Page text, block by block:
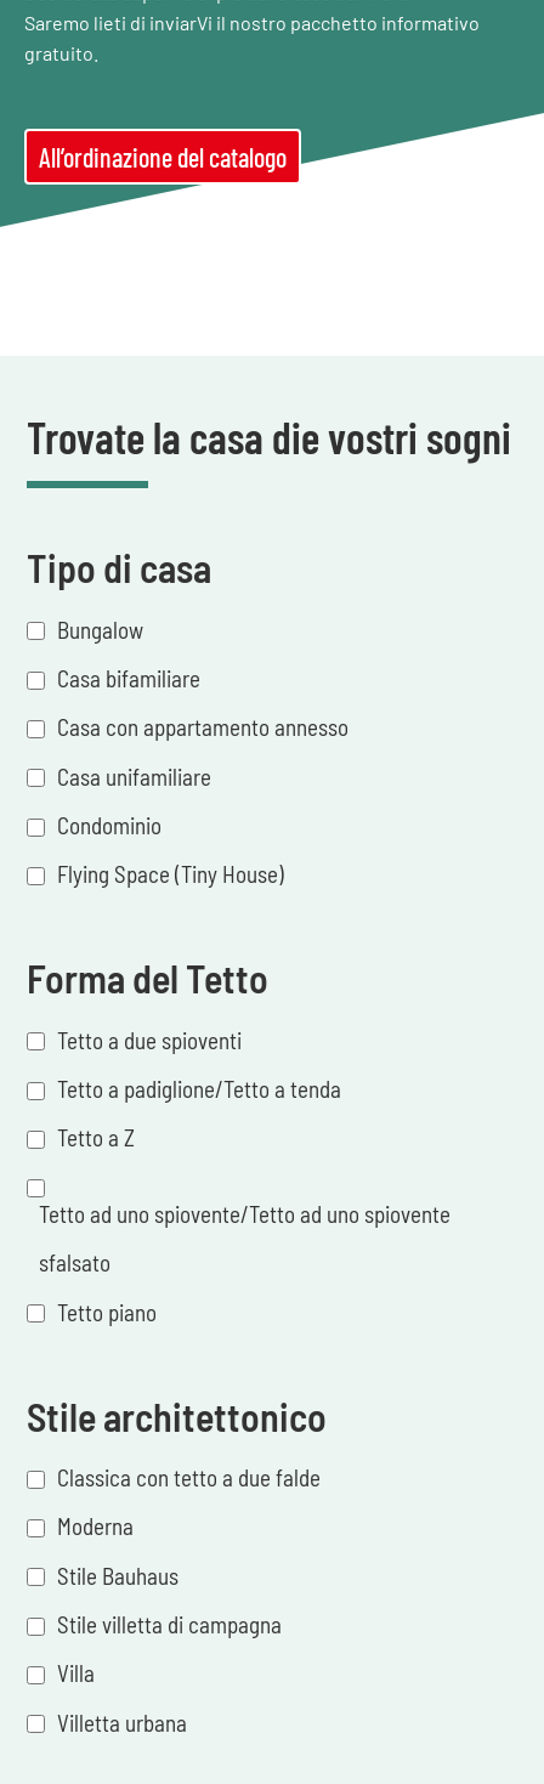
Saremo lieti di inviarVi il nostro pacchetto informativo
gratuito.
All’ordinazione del catalogo
Trovate la casa die vostri sogni
Tipo di casa
Bungalow
Casa bifamiliare
Casa con appartamento annesso
Casa unifamiliare
Condominio
Flying Space (Tiny House)
Forma del Tetto
Tetto a due spioventi
Tetto a padiglione/Tetto a tenda
Tetto a Z
Tetto ad uno spiovente/Tetto ad uno spiovente
sfalsato
Tetto piano
Stile architettonico
Classica con tetto a due falde
Moderna
Stile Bauhaus
Stile villetta di campagna
Villa
Villetta urbana